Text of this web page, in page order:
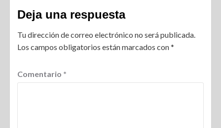
Deja una respuesta
Tu dirección de correo electrónico no será publicada.
Los campos obligatorios están marcados con*
Comentario *